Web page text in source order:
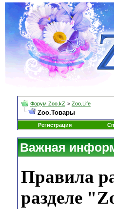
Форум Zoo.kZ > Zoo.Life
Zoo.Товары
Регистрация
Важная
Правила
разделе